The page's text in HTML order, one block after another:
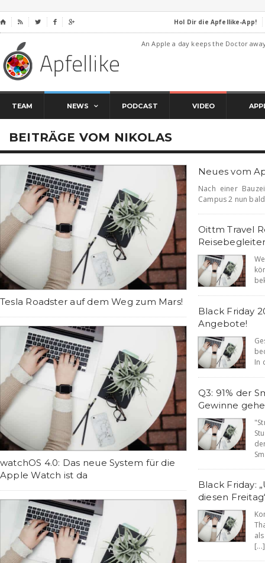
⌂     Hol Dir die Apfellike-App!
An Apple a day keeps the Doctor
TEAM NEWS PODCAST VIDEO
BEITRÄGE VOM NIKOLAS
Tesla Roadster auf dem Weg zum Mars!
watchOS 4.0: Das neue System für die
Apple Watch ist da
Neues vom
Nach einer
Campus 2 nun
Oittm Travel
Black Friday
Angebote!
In
Q3: 91% der
Gewinne
Black Friday:
diesen
[...]